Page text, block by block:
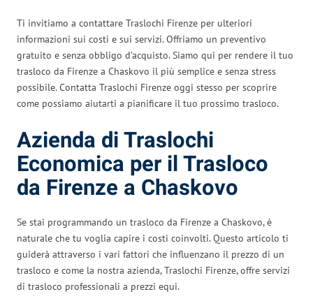
Ti invitiamo a contattare Traslochi Firenze per ulteriori
informazioni sui costi e sui servizi. Offriamo un preventivo
gratuito e senza obbligo d’acquisto. Siamo qui per rendere il tuo
trasloco da Firenze a Chaskovo il più semplice e senza stress
possibile. Contatta Traslochi Firenze oggi stesso per scoprire
come possiamo aiutarti a pianificare il tuo prossimo trasloco.
Azienda di Traslochi
Economica per il Trasloco
da Firenze a Chaskovo
Se stai programmando un trasloco da Firenze a Chaskovo, è
naturale che tu voglia capire i costi coinvolti. Questo articolo ti
guiderà attraverso i vari fattori che influenzano il prezzo di un
trasloco e come la nostra azienda, Traslochi Firenze, offre servizi
di trasloco professionali a prezzi equi.